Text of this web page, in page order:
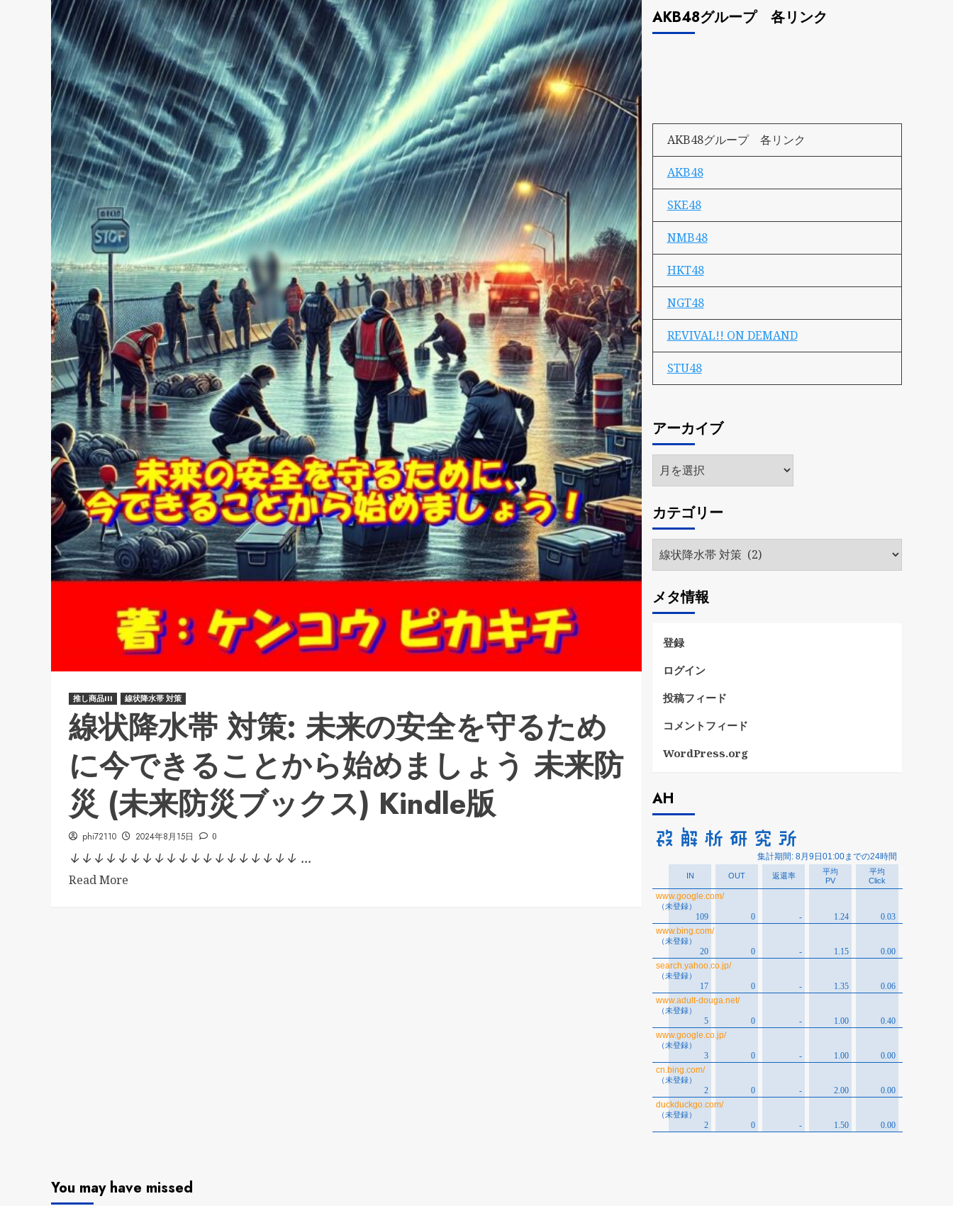
推し商品III 線状降水帯 対策
線状降水帯 対策: 未来の安全を守るため
に今できることから始めましょう 未来防
災 (未来防災ブックス) Kindle版
phi72110 2024年8月15日 0
↓↓↓↓↓↓↓↓↓↓↓↓↓↓↓↓↓↓↓ ...
Read More
AKB48グループ 各リンク
AKB48グループ 各リンク
AKB48
SKE48
NMB48
HKT48
NGT48
REVIVAL!! ON DEMAND
STU48
アーカイブ
ア
ー
イ
ブ
カテゴリー
カ
テ
リ
ー
メタ情報
登録
ログイン
投稿フィード
コメントフィード
WordPress.org
AH
You may have missed